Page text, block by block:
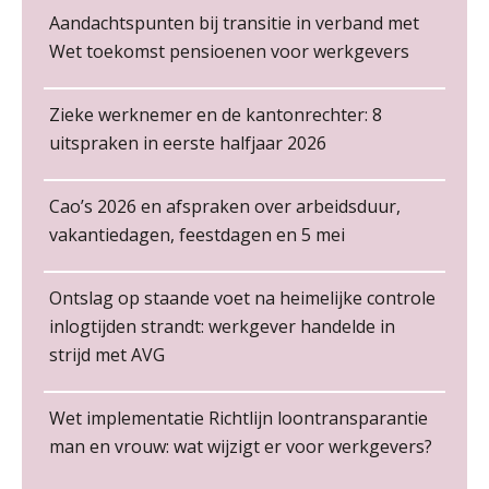
werkvloer
Non-actiefstelling en schorsing: de
regels, de risico’s en de
loondoorbetaling
De mensen achter de loonstrook: in
gesprek met Susan Hendriks
die van jouzelf?
Hoe behoud je financiële talenten in
een krappe arbeidsmarkt?
Aandachtspunten bij transitie in verband met
Wet toekomst pensioenen voor werkgevers
Zieke werknemer en de kantonrechter: 8
uitspraken in eerste halfjaar 2026
Cao’s 2026 en afspraken over arbeidsduur,
vakantiedagen, feestdagen en 5 mei
Ontslag op staande voet na heimelijke controle
inlogtijden strandt: werkgever handelde in
strijd met AVG
Wet implementatie Richtlijn loontransparantie
man en vrouw: wat wijzigt er voor werkgevers?
NOV
MOCuitgevers
18
NOV
Online cursus Verplichte toepassing cao en pensioen
MOCuitgevers
20
NOV
Online training Power Pivot (SUPER Draaitabel)
MOCuitgevers
26
NOV
Online Excel en AI training voor de salarisadministrateur
MOCuitgevers
26
01
Training Kiezen wat bij je past, loslaten wat je niet verder helpt
Salarisadministrateur – Amersfoort
aaff
Salarisadministrateur | Detachering